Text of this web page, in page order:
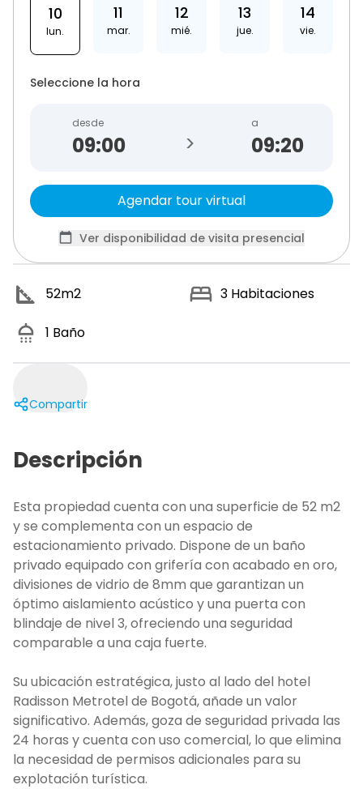
10
lun.
11
mar.
12
mié.
13
jue.
14
vie.
Seleccione la hora
desde
>
a
09:20
Agendar tour virtual
Ver disponibilidad de visita presencial
52m2 3 Habitaciones
1 Baño
Compartir
Descripción
Esta propiedad cuenta con una superficie de 52 m2
y se complementa con un espacio de
estacionamiento privado. Dispone de un baño
privado equipado con grifería con acabado en oro,
divisiones de vidrio de 8mm que garantizan un
óptimo aislamiento acústico y una puerta con
blindaje de nivel 3, ofreciendo una seguridad
comparable a una caja fuerte.
Su ubicación estratégica, justo al lado del hotel
Radisson Metrotel de Bogotá, añade un valor
significativo. Además, goza de seguridad privada las
24 horas y cuenta con uso comercial, lo que elimina
la necesidad de permisos adicionales para su
explotación turística.